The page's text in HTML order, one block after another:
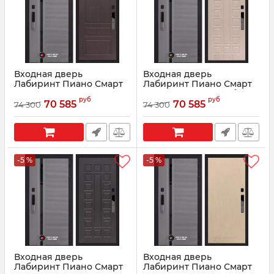
Входная дверь
Лабиринт Пиано Смарт
2.0 - 03 Орех премиум
Артикул: 210011
74 300 70 585 руб
Входная дверь
Лабиринт Пиано Смарт
2.0 - 04 Беленый дуб
Артикул: 210013
74 300 70 585 руб
-5 %
Входная дверь
Лабиринт Пиано Смарт
-5 %
Входная дверь
Лабиринт Пиано Смарт